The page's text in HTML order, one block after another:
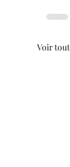
Voir tout